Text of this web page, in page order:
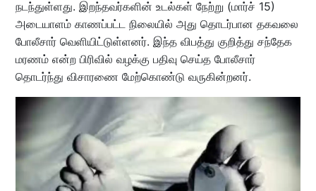
நடந்துள்ளது. இறந்தவர்களின் உடல்கள் நேற்று (மார்ச் 15)
அடையாளம் காணப்பட்ட நிலையில் அது தொடர்பான தகவலை
போலீசார் வெளியிட்டுள்ளனர். இந்த விபத்து குறித்து சந்தேக
மரணம் என்ற பிரிவில் வழக்கு பதிவு செய்த போலீசார்
தொடர்ந்து விசாரணை மேற்கொண்டு வருகின்றனர்.